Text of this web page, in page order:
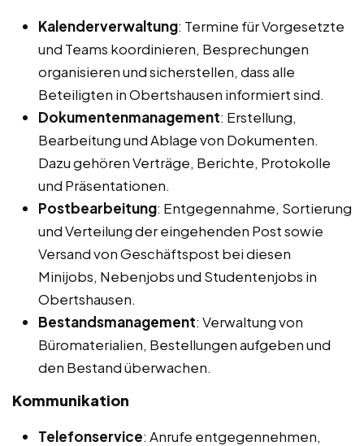
Kalenderverwaltung: Termine für Vorgesetzte
und Teams koordinieren, Besprechungen
organisieren und sicherstellen, dass alle
Beteiligten in Obertshausen informiert sind.
Dokumentenmanagement: Erstellung,
Bearbeitung und Ablage von Dokumenten.
Dazu gehören Verträge, Berichte, Protokolle
und Präsentationen.
Postbearbeitung: Entgegennahme, Sortierung
und Verteilung der eingehenden Post sowie
Versand von Geschäftspost bei diesen
Minijobs, Nebenjobs und Studentenjobs in
Obertshausen.
Bestandsmanagement: Verwaltung von
Büromaterialien, Bestellungen aufgeben und
den Bestand überwachen.
Kommunikation
Telefonservice: Anrufe entgegennehmen,